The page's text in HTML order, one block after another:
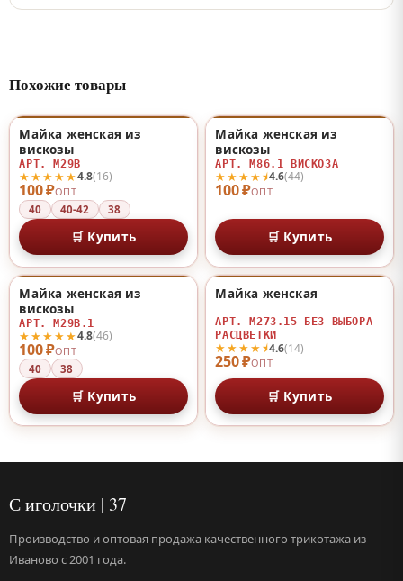
Похожие товары
100 ₽ОПТ
★★★★★4.8(16)
Майка женская из
вискозы
АРТ. М29В
40 40-42 38
🛒 Купить
100 ₽ОПТ
★★★★⯨4.6(44)
Майка женская из
вискозы
АРТ. М86.1 ВИСКОЗА
🛒 Купить
100 ₽ОПТ
★★★★★4.8(46)
Майка женская из
вискозы
АРТ. М29В.1
40 38
🛒 Купить
250 ₽ОПТ
★★★★⯨4.6(14)
Майка женская
АРТ. М273.15 БЕЗ ВЫБОРА
РАСЦВЕТКИ
🛒 Купить
С иголочки | 37
Производство и оптовая продажа качественного трикотажа из
Иваново с 2001 года.